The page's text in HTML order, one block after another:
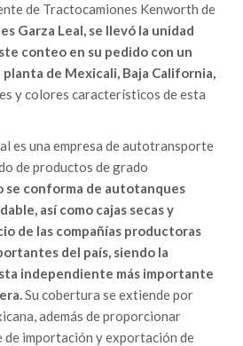
de Tractocamiones Kenworth de
Garza Leal, se llevó la unidad
conteo en su pedido con un
de Mexicali, Baja California,
y colores característicos de esta
es una empresa de autotransporte
de productos de grado
se conforma de autotanques
así como cajas secas y
de las compañías productoras
del país, siendo la
independiente más importante
Su cobertura se extiende por
además de proporcionar
importación y exportación de